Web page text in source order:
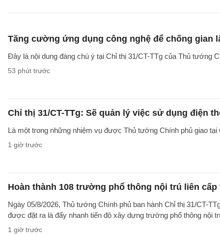
Tăng cường ứng dụng công nghệ để chống gian
Đây là nội dung đáng chú ý tại Chỉ thị 31/CT-TTg của Thủ tướng
53 phút trước
Chỉ thị 31/CT-TTg: Sẽ quản lý việc sử dụng điện
Là một trong những nhiệm vụ được Thủ tướng Chính phủ giao
1 giờ trước
Hoàn thành 108 trường phổ thông nội trú liên
Ngày 05/8/2026, Thủ tướng Chính phủ ban hành Chỉ thị 31/CT-
được đặt ra là đẩy nhanh tiến độ xây dựng trường phổ thông nội
1 giờ trước